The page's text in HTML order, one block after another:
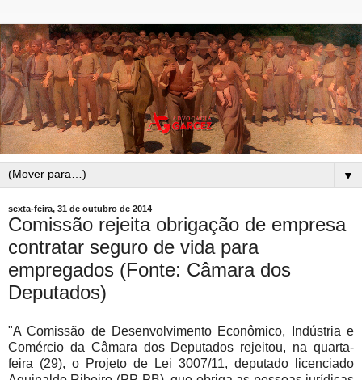
▼
sexta-feira, 31 de outubro de 2014
Comissão rejeita obrigação de empresa
contratar seguro de vida para
empregados (Fonte: Câmara dos
Deputados)
"A Comissão de Desenvolvimento Econômico, Indústria e
Comércio da Câmara dos Deputados rejeitou, na quarta-
feira (29), o Projeto de Lei 3007/11, deputado licenciado